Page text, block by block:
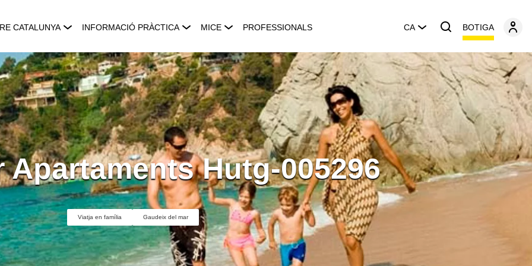
CATALUNYA INFORMACIÓ PRÀCTICA MICE PROFESSIONALS CA BOTIGA
Apartaments Hutg-005296
Viatja en família Gaudeix del mar